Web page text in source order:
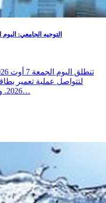
التوجيه الجامعي: اليوم انطلاق
2026. وتُخصَّص هذه الدورة، للناجحين الذين…